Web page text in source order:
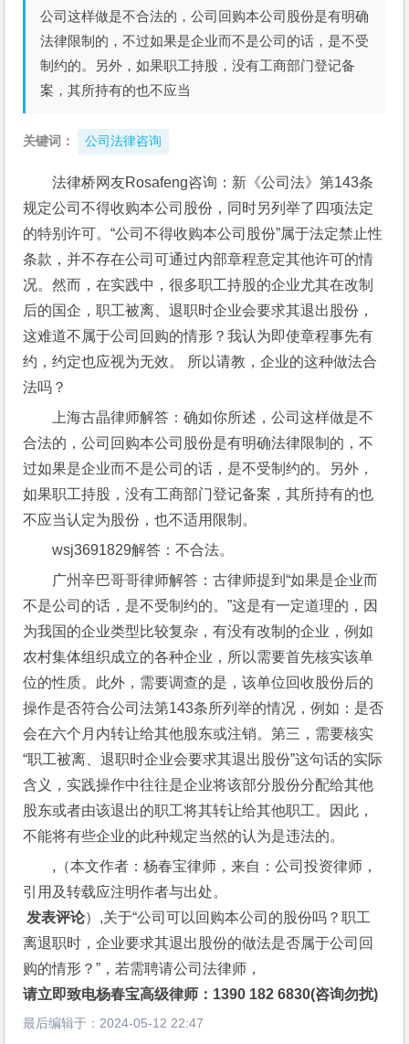
公司这样做是不合法的，公司回购本公司股份是有明确
法律限制的，不过如果是企业而不是公司的话，是不受
制约的。另外，如果职工持股，没有工商部门登记备
案，其所持有的也不应当
关键词： 公司法律咨询
法律桥网友Rosafeng咨询：新《公司法》第143条
规定公司不得收购本公司股份，同时另列举了四项法定
的特别许可。“公司不得收购本公司股份”属于法定禁止性
条款，并不存在公司可通过内部章程意定其他许可的情
况。然而，在实践中，很多职工持股的企业尤其在改制
后的国企，职工被离、退职时企业会要求其退出股份，
这难道不属于公司回购的情形？我认为即使章程事先有
约，约定也应视为无效。 所以请教，企业的这种做法合
法吗？
上海古晶律师解答：确如你所述，公司这样做是不
合法的，公司回购本公司股份是有明确法律限制的，不
过如果是企业而不是公司的话，是不受制约的。另外，
如果职工持股，没有工商部门登记备案，其所持有的也
不应当认定为股份，也不适用限制。
wsj3691829解答：不合法。
广州辛巴哥哥律师解答：古律师提到“如果是企业而
不是公司的话，是不受制约的。”这是有一定道理的，因
为我国的企业类型比较复杂，有没有改制的企业，例如
农村集体组织成立的各种企业，所以需要首先核实该单
位的性质。此外，需要调查的是，该单位回收股份后的
操作是否符合公司法第143条所列举的情况，例如：是否
会在六个月内转让给其他股东或注销。第三，需要核实
“职工被离、退职时企业会要求其退出股份”这句话的实际
含义，实践操作中往往是企业将该部分股份分配给其他
股东或者由该退出的职工将其转让给其他职工。因此，
不能将有些企业的此种规定当然的认为是违法的。
,（本文作者：杨春宝律师，来自：公司投资律师，
引用及转载应注明作者与出处。
发表评论）,关于“公司可以回购本公司的股份吗？职工
离退职时，企业要求其退出股份的做法是否属于公司回
购的情形？”，若需聘请公司法律师，
请立即致电杨春宝高级律师：1390 182 6830(咨询勿扰)
最后编辑于： 2024-05-12 22:47